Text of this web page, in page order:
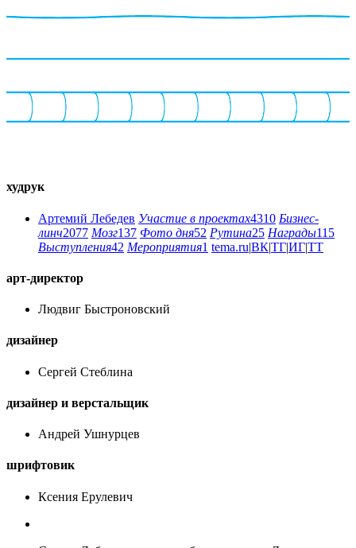
худрук
Артемий Лебедев Участие в проектах4310 Бизнес-
линч2077 Мозг137 Фото дня52 Рутина25 Награды115
Выступления42 Мероприятия1 tema.ru|ВК|ТГ|ИГ|ТТ
арт-директор
Людвиг Быстроновский
дизайнер
Сергей Стеблина
дизайнер и верстальщик
Андрей Ушнурцев
шрифтовик
Ксения Ерулевич